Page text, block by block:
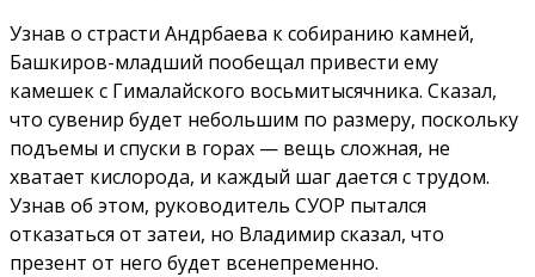
Узнав о страсти Андрбаева к собиранию камней,
Башкиров-младший пообещал привести ему
камешек с Гималайского восьмитысячника. Сказал,
что сувенир будет небольшим по размеру, поскольку
подъемы и спуски в горах — вещь сложная, не
хватает кислорода, и каждый шаг дается с трудом.
Узнав об этом, руководитель СУОР пытался
отказаться от затеи, но Владимир сказал, что
презент от него будет всенепременно.